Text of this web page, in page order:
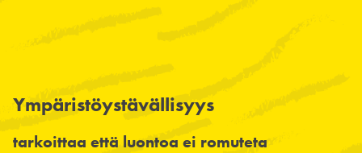
Ympäristöystävällisyys
tarkoittaa että luontoa ei romuteta